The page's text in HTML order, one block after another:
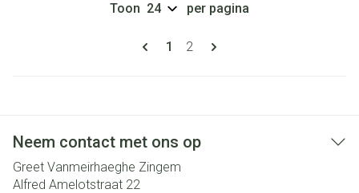
Pagina's
U lees momenteel pagina
1 Pagina
2
Toon per pagina
Neem contact met ons op
Greet Vanmeirhaeghe Zingem
Alfred Amelotstraat 22